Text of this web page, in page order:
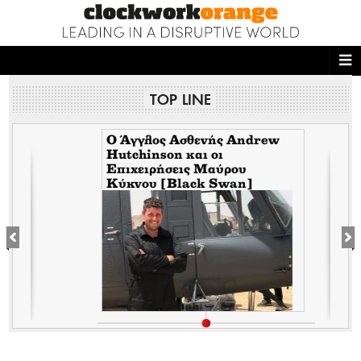
NEWS DESK
THE ONES WHO DO
MAGAZINE
TOP LINE
Ο Άγγλος Ασθενής Andrew
Hutchinson και οι
Επιχειρήσεις Μαύρου
Κύκνου [Black Swan]